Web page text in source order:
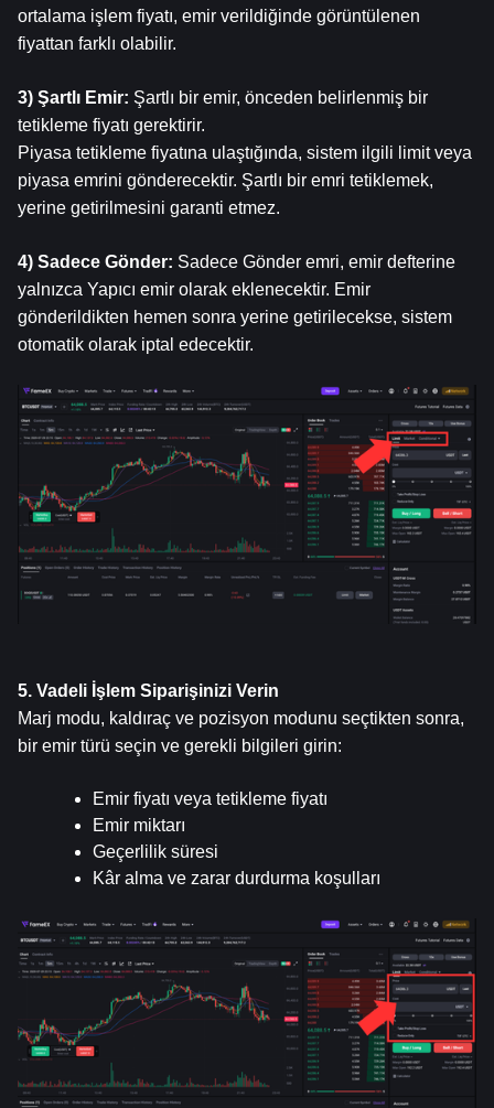
ortalama işlem fiyatı, emir verildiğinde görüntülenen
fiyattan farklı olabilir.
3) Şartlı Emir: Şartlı bir emir, önceden belirlenmiş bir
tetikleme fiyatı gerektirir.
Piyasa tetikleme fiyatına ulaştığında, sistem ilgili limit veya
piyasa emrini gönderecektir. Şartlı bir emri tetiklemek,
yerine getirilmesini garanti etmez.
4) Sadece Gönder: Sadece Gönder emri, emir defterine
yalnızca Yapıcı emir olarak eklenecektir. Emir
gönderildikten hemen sonra yerine getirilecekse, sistem
otomatik olarak iptal edecektir.
5. Vadeli İşlem Siparişinizi Verin
Marj modu, kaldıraç ve pozisyon modunu seçtikten sonra,
bir emir türü seçin ve gerekli bilgileri girin:
Emir fiyatı veya tetikleme fiyatı
Emir miktarı
Geçerlilik süresi
Kâr alma ve zarar durdurma koşulları